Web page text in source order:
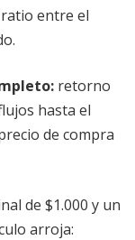
ratio entre el
: retorno
hasta el
de compra
de $1.000 y un
arroja: